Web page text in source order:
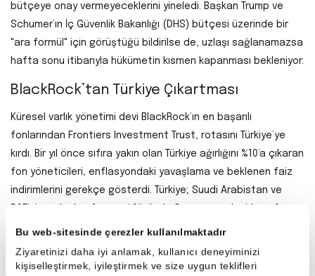
Bu web-sitesinde çerezler kullanılmaktadır
Ziyaretinizi daha iyi anlamak, kullanıcı deneyiminizi
kişiselleştirmek, iyileştirmek ve size uygun teklifleri
bütçeye onay vermeyeceklerini yineledi. Başkan Trump ve
Schumer’ın İç Güvenlik Bakanlığı (DHS) bütçesi üzerinde bir
"ara formül" için görüştüğü bildirilse de, uzlaşı sağlanamazsa
hafta sonu itibarıyla hükümetin kısmen kapanması bekleniyor.
BlackRock’tan Türkiye Çıkartması
Küresel varlık yönetimi devi BlackRock’ın en başarılı
fonlarından Frontiers Investment Trust , rotasını Türkiye’ye
kırdı. Bir yıl önce sıfıra yakın olan Türkiye ağırlığını %10’a çıkaran
fon yöneticileri, enflasyondaki yavaşlama ve beklenen faiz
indirimlerini gerekçe gösterdi. Türkiye; Suudi Arabistan ve
BAE’nin ardından fon portföyünde 3. sıraya yerleşirken, fonun
radarında özellikle
Akbank (AKBNK) ve
Aselsan (ASELS)